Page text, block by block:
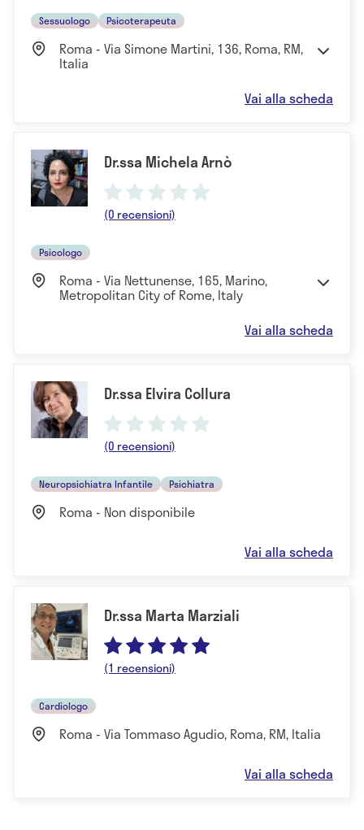
Sessuologo Psicoterapeuta
Roma - Via Simone Martini, 136, Roma, RM,
Italia
Vai alla scheda
Dr.ssa Michela Arnò
(0 recensioni)
Psicologo
Roma - Via Nettunense, 165, Marino,
Metropolitan City of Rome, Italy
Vai alla scheda
Dr.ssa Elvira Collura
(0 recensioni)
Neuropsichiatra Infantile Psichiatra
Roma - Non disponibile
Vai alla scheda
Dr.ssa Marta Marziali
(1 recensioni)
Cardiologo
Roma - Via Tommaso Agudio, Roma, RM, Italia
Vai alla scheda